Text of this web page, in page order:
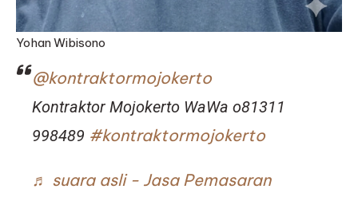
Yohan Wibisono
@kontraktormojokerto
Kontraktor Mojokerto WaWa o81311
998489 #kontraktormojokerto
♬ suara asli - Jasa Pemasaran